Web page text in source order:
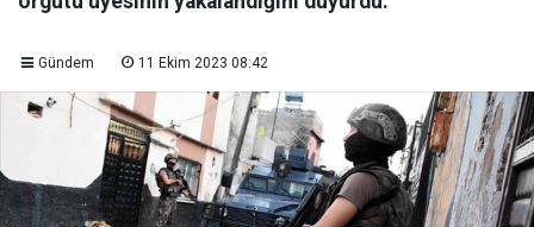
Gündem 11 Ekim 2023 08:42